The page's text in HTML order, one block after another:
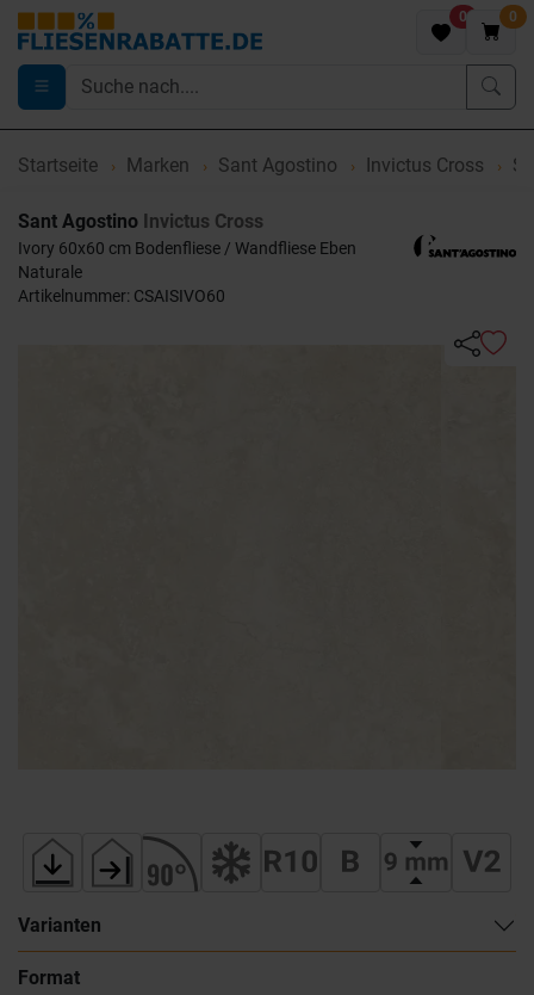
0 0
Startseite Marken Sant Agostino Invictus Cross
Sant Agostino Invictus Cross
Ivory 60x60 cm Bodenfliese / Wandfliese Eben
Naturale
Artikelnummer: CSAISIVO60
Varianten
Format